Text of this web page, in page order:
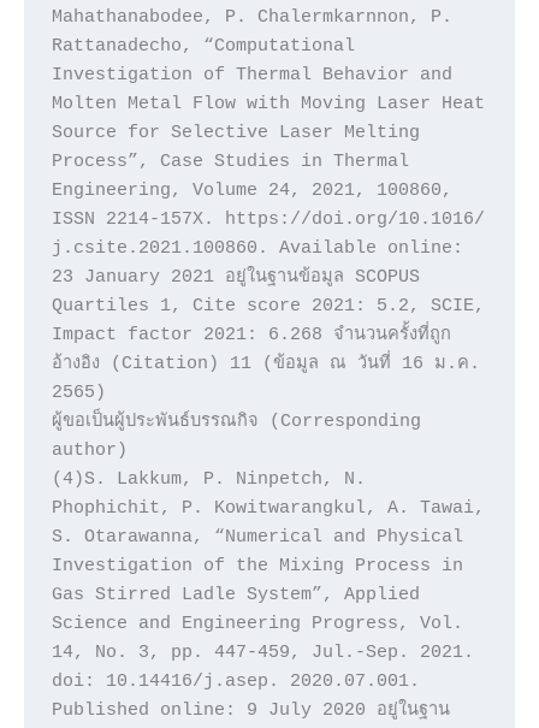
Mahathanabodee, P. Chalermkarnnon, P.
Rattanadecho, “Computational
Investigation of Thermal Behavior and
Molten Metal Flow with Moving Laser Heat
Source for Selective Laser Melting
Process”, Case Studies in Thermal
Engineering, Volume 24, 2021, 100860,
ISSN 2214-157X. https://doi.org/10.1016/
j.csite.2021.100860. Available online:
23 January 2021 อยู่ในฐานข้อมูล SCOPUS
Quartiles 1, Cite score 2021: 5.2, SCIE,
Impact factor 2021: 6.268 จำนวนครั้งที่ถูก
อ้างอิง (Citation) 11 (ข้อมูล ณ วันที่ 16 ม.ค.
2565)
ผู้ขอเป็นผู้ประพันธ์บรรณกิจ (Corresponding
author)
(4)S. Lakkum, P. Ninpetch, N.
Phophichit, P. Kowitwarangkul, A. Tawai,
S. Otarawanna, “Numerical and Physical
Investigation of the Mixing Process in
Gas Stirred Ladle System”, Applied
Science and Engineering Progress, Vol.
14, No. 3, pp. 447-459, Jul.-Sep. 2021.
doi: 10.14416/j.asep. 2020.07.001.
Published online: 9 July 2020 อยู่ในฐาน